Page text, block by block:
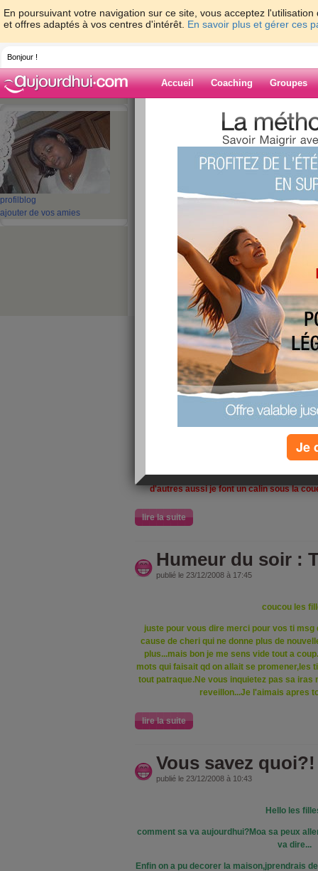
En poursuivant votre navigation sur ce site, vous acceptez
et offres adaptés à vos centres d'intérêt. En savoir plus et gérer ces
Bonjour !
Accueil Coaching Groupes
profil blog
ajouter de vos amies
>
Blog de
21 - 21 »
‹ Préc. 11 12 13 14 15
Que la magie de
publié le 24/12/2008 à 10:26
Salut mes
cmt sa va
Tout le monde se presse pour les
d'autres sont au
les petits attendent sagement minuit pour
se trouvent sous
d'autres encore regle leur dernier
d'autres aussi je font un calin sous la
lire la suite
Humeur du soir :
publié le 23/12/2008 à 17:45
coucou les
juste pour vous dire merci pour vos ti
cause de cheri qui ne donne plus de
plus...mais bon je me sens vide tout a
mots qui faisait qd on allait se promener,les
tout patraque.Ne vous inquietez pas sa iras
reveillon...Je l'aimais apres
lire la suite
Vous savez quoi?!
publié le 23/12/2008 à 10:43
Hello les
comment sa va aujourdhui?Moa sa peux
va dire...
Enfin on a pu decorer la maison,jprendrais
Je